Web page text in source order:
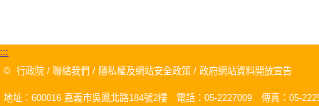
:::
© 行政院 / 聯絡我們 / 隱私權及網站安全政策 / 政府網站資料開放宣告
地址：600016 嘉義市吳鳳北路184號2樓 電話：05-2227009 傳真：05-